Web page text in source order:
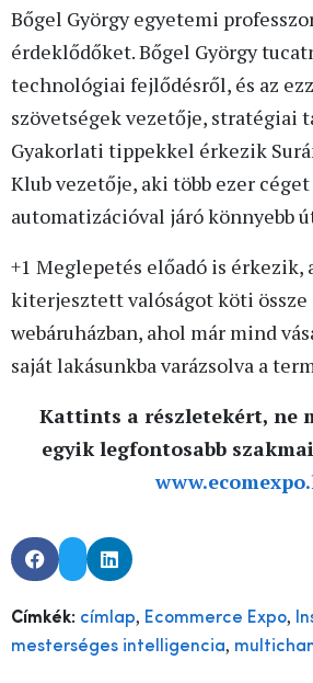
Bőgel György egyetemi
érdeklődőket. Bőgel György
technológiai fejlődésről, és az
szövetségek vezetője, stratégiai
Gyakorlati tippekkel érkezik
Klub vezetője, aki több ezer
automatizációval járó könnyebb
+1 Meglepetés előadó is érkezik,
kiterjesztett valóságot köti össze
webáruházban, ahol már mind
saját lakásunkba varázsolva a
Kattints a részletekért, ne
egyik legfontosabb
Címkék: címlap, Ecommerce Expo,
mesterséges intelligencia,